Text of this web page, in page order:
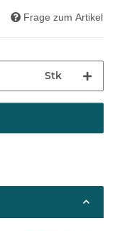
Frage zum Artikel
Stk